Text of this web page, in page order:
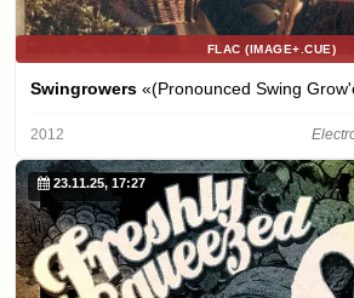
FLAC (IMAGE+.CUE)
Swingrowers «(Pronounced Swing
2012
23.11.25, 17:27